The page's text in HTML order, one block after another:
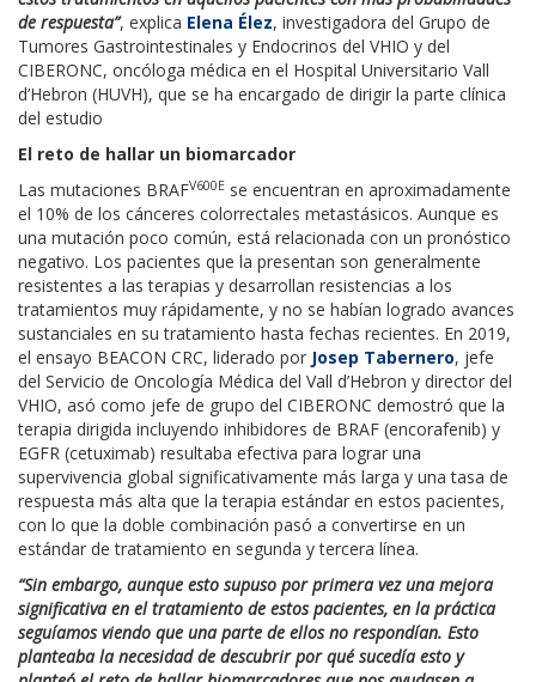
de respuesta”, explica Elena Élez, investigadora del Grupo de
Tumores Gastrointestinales y Endocrinos del VHIO y del
CIBERONC, oncóloga médica en el Hospital Universitario Vall
d’Hebron (HUVH), que se ha encargado de dirigir la parte clínica
del estudio
El reto de hallar un biomarcador
Las mutaciones BRAFV600E se encuentran en aproximadamente
el 10% de los cánceres colorrectales metastásicos. Aunque es
una mutación poco común, está relacionada con un pronóstico
negativo. Los pacientes que la presentan son generalmente
resistentes a las terapias y desarrollan resistencias a los
tratamientos muy rápidamente, y no se habían logrado avances
sustanciales en su tratamiento hasta fechas recientes. En 2019,
el ensayo BEACON CRC, liderado por Josep Tabernero, jefe
del Servicio de Oncología Médica del Vall d’Hebron y director del
VHIO, asó como jefe de grupo del CIBERONC demostró que la
terapia dirigida incluyendo inhibidores de BRAF (encorafenib) y
EGFR (cetuximab) resultaba efectiva para lograr una
supervivencia global significativamente más larga y una tasa de
respuesta más alta que la terapia estándar en estos pacientes,
con lo que la doble combinación pasó a convertirse en un
estándar de tratamiento en segunda y tercera línea.
“Sin embargo, aunque esto supuso por primera vez una mejora
significativa en el tratamiento de estos pacientes, en la práctica
seguíamos viendo que una parte de ellos no respondían. Esto
planteaba la necesidad de descubrir por qué sucedía esto y